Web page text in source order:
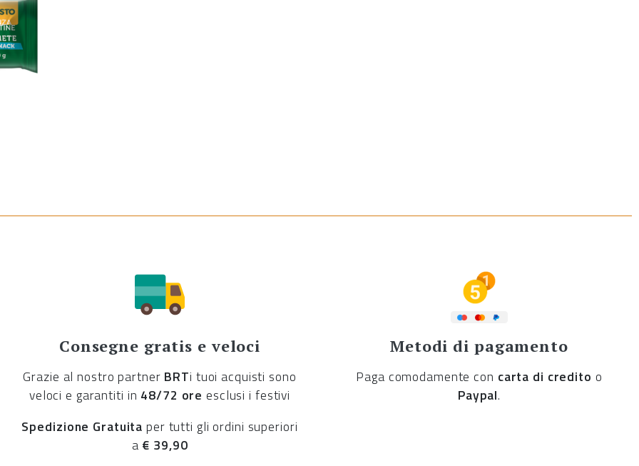
Consegne gratis e veloci
Grazie al nostro partner BRTi tuoi acquisti sono
veloci e garantiti in 48/72 ore esclusi i festivi
Spedizione Gratuita per tutti gli ordini superiori
a € 39,90
Metodi di pagamento
Paga comodamente con carta di credito o
Paypal.